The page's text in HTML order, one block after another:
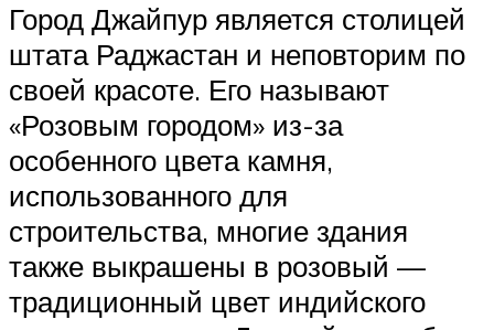
Город Джайпур является столицей
штата Раджастан и неповторим по
своей красоте. Его называют
«Розовым городом» из-за
особенного цвета камня,
использованного для
строительства, многие здания
также выкрашены в розовый —
традиционный цвет индийского